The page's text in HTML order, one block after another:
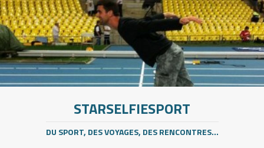
STARSELFIESPORT
DU SPORT, DES VOYAGES, DES RENCONTRES...